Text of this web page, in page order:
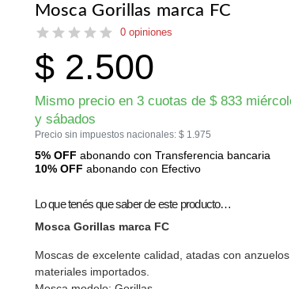
Mosca Gorillas marca FC
0 opiniones
$2.500
Mismo precio en 3 cuotas de $833
y sábados
Precio sin impuestos nacionales: $1.975
5% OFF abonando con Transferencia bancaria
10% OFF abonando con Efectivo
Lo que tenés que saber de este producto…
Mosca Gorillas marca FC
Moscas de excelente calidad, atadas con
materiales importados.